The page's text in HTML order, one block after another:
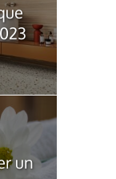
un